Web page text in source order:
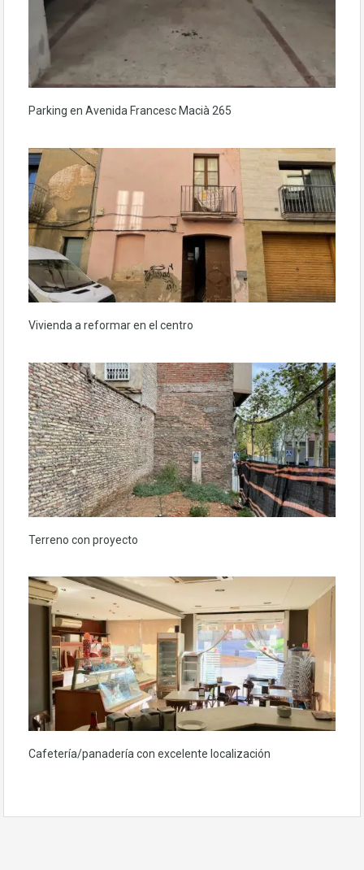
Parking en Avenida Francesc Macià 265
Vivienda a reformar en el centro
Terreno con proyecto
Cafetería/panadería con excelente localización